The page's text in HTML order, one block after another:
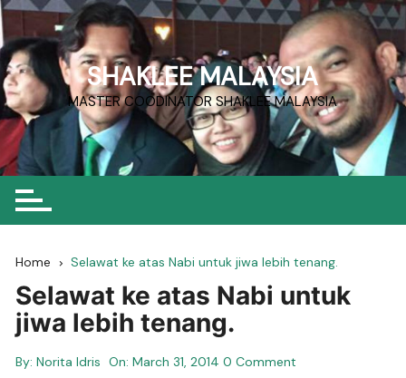
Skip
to
content
SHAKLEE MALAYSIA
MASTER COODINATOR SHAKLEE MALAYSIA
Home Selawat ke atas Nabi untuk jiwa lebih tenang.
Selawat ke atas Nabi untuk
jiwa lebih tenang.
By: Norita Idris On:March 31, 2014 0 Comment